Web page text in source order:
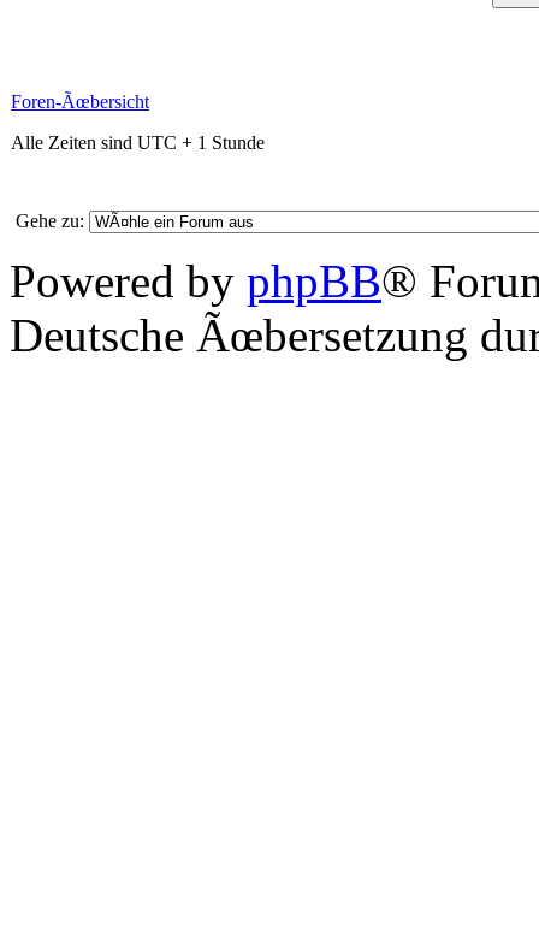
Foren-Ãœbersicht
Alle Zeiten sind UTC + 1 Stunde
Gehe zu:
Powered by phpBB®
Deutsche Ãœbersetzung